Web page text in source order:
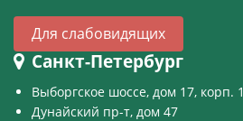
Для слабовидящих
Санкт-Петербург
Выборгское шоссе, дом 17, корп. 1
Дунайский пр-т, дом 47